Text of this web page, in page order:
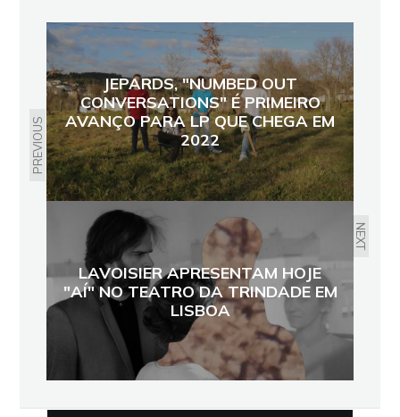
PREVIOUS
JEPARDS, "NUMBED OUT
CONVERSATIONS" É PRIMEIRO
AVANÇO PARA LP QUE CHEGA EM
2022
NEXT
LAVOISIER APRESENTAM HOJE
"AÍ" NO TEATRO DA TRINDADE EM
LISBOA